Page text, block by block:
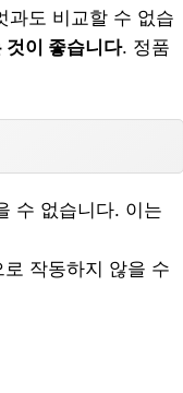
과도 비교할 수 없습
것이 좋습니다. 정품
수 없습니다. 이는
작동하지 않을 수